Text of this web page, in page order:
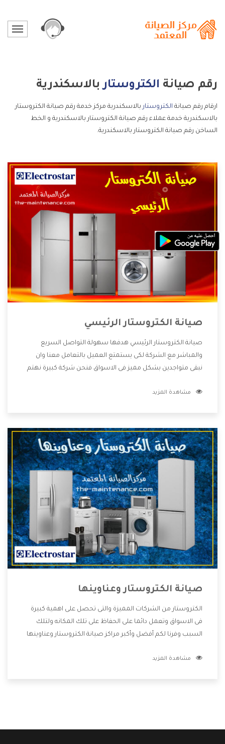
رقم صيانة الكتروستاربالاسكندرية
ارقام رقم صيانة الكتروستار بالاسكندرية مركز خدمة رقم صيانة الكتروستار
بالاسكندرية خدمة عملاء رقم صيانة الكتروستار بالاسكندرية و الخط
الساخن رقم صيانة الكتروستار بالاسكندرية.
صيانة الكتروستار الرئيسي
صيانة الكتروستار الرئيسي هدفها سهولة التواصل السريع
والمباشر مع الشركة لكى يستمتع العميل بالتعامل معنا وان
نبقى متواجدين بشكل مميز فى الاسواق فنحن شركة كبيرة نهتم
الشركة بها والتى تكون منها خدمة الصيانة التى تكون من أهم
وأقوى الأسعار التى تكون مناسبة لكثير من العملاء
مشاهدة المزيد
صيانة الكتروستار وعناوينها
الكتروستار من الشركات المميزة والتى تحصل على اهمية كبيرة
فى الاسواق وتعمل دائما على الحفاظ على تلك المكانه ولتلك
السبب وفرنا لكم أفضل وأكبر مراكز صيانة الكتروستار وعناوينها
المنتجات دون اى ازعاج كما أننا نهتم بكل ما يحتاجه المستهلك
مشاهدة المزيد